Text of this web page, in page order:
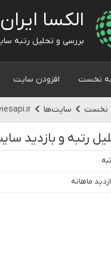
الکسا ایران
بررسی و تحلیل رتبه
نخست افزودن سایت
نخست سایت‌ها
رتبه و بازدید
ماهانه